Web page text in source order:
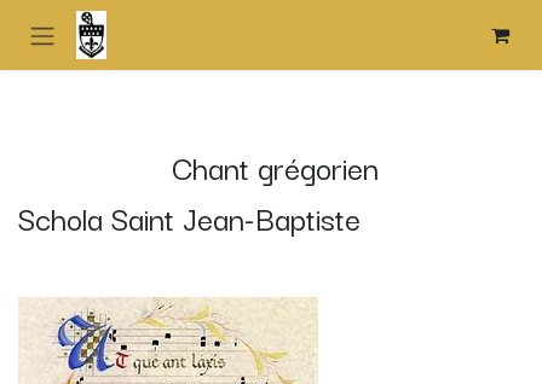
Overslaan naar inhoud
Chant grégorien
Schola Saint Jean-Baptiste